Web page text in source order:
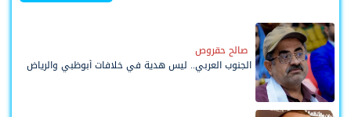
صالح حقروص
الجنوب العربي.. ليس هدية في خلافات أبوظبي والرياض